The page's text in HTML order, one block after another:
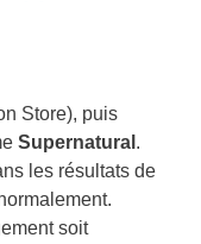
Store), puis
Supernatural .
les résultats de
soit